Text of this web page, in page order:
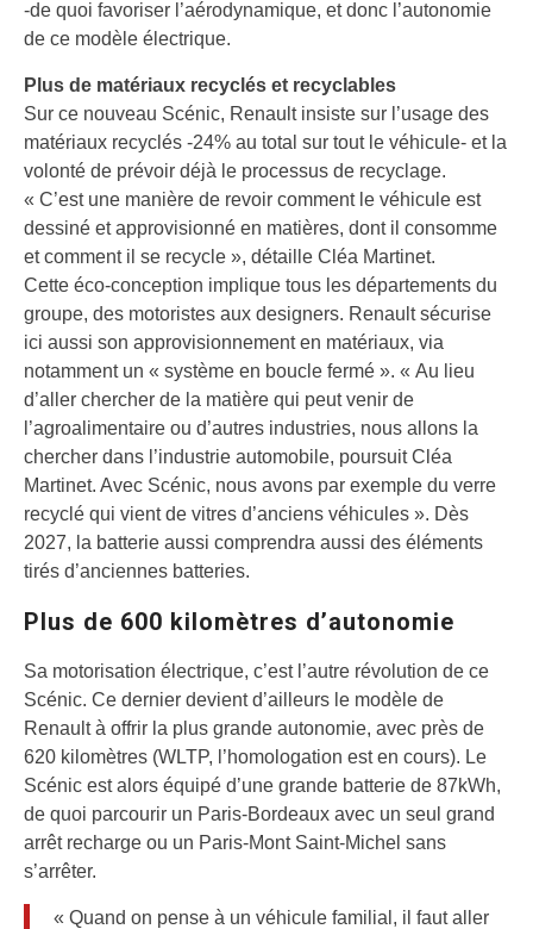
-de quoi favoriser l’aérodynamique, et donc l’autonomie
de ce modèle électrique.
Plus de matériaux recyclés et recyclables
Sur ce nouveau Scénic, Renault insiste sur l’usage des
matériaux recyclés -24% au total sur tout le véhicule- et la
volonté de prévoir déjà le processus de recyclage.
« C’est une manière de revoir comment le véhicule est
dessiné et approvisionné en matières, dont il consomme
et comment il se recycle », détaille Cléa Martinet.
Cette éco-conception implique tous les départements du
groupe, des motoristes aux designers. Renault sécurise
ici aussi son approvisionnement en matériaux, via
notamment un « système en boucle fermé ». « Au lieu
d’aller chercher de la matière qui peut venir de
l’agroalimentaire ou d’autres industries, nous allons la
chercher dans l’industrie automobile, poursuit Cléa
Martinet. Avec Scénic, nous avons par exemple du verre
recyclé qui vient de vitres d’anciens véhicules ». Dès
2027, la batterie aussi comprendra aussi des éléments
tirés d’anciennes batteries.
Plus de 600 kilomètres d’autonomie
Sa motorisation électrique, c’est l’autre révolution de ce
Scénic. Ce dernier devient d’ailleurs le modèle de
Renault à offrir la plus grande autonomie, avec près de
620 kilomètres (WLTP, l’homologation est en cours). Le
Scénic est alors équipé d’une grande batterie de 87kWh,
de quoi parcourir un Paris-Bordeaux avec un seul grand
arrêt recharge ou un Paris-Mont Saint-Michel sans
s’arrêter.
« Quand on pense à un véhicule familial, il faut aller